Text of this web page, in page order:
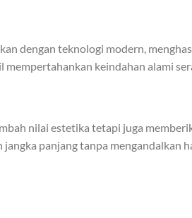
dengan teknologi modern,
keindahan alami
nilai estetika tetapi juga
panjang tanpa mengandalkan